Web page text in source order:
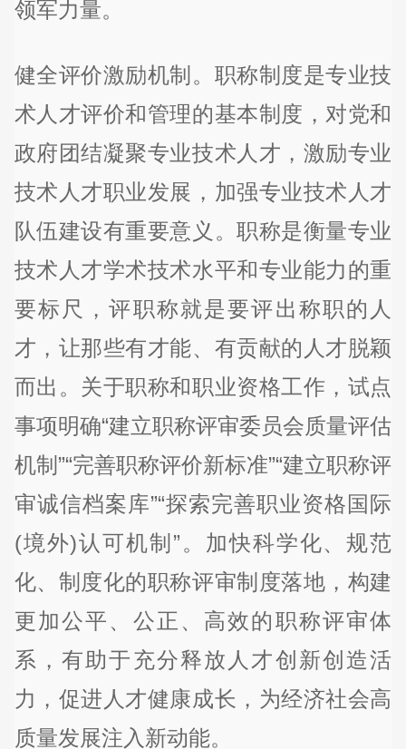
领军力量。
健全评价激励机制。职称制度是专业技
术人才评价和管理的基本制度，对党和
政府团结凝聚专业技术人才，激励专业
技术人才职业发展，加强专业技术人才
队伍建设有重要意义。职称是衡量专业
技术人才学术技术水平和专业能力的重
要标尺，评职称就是要评出称职的人
才，让那些有才能、有贡献的人才脱颖
而出。关于职称和职业资格工作，试点
事项明确“建立职称评审委员会质量评估
机制”“完善职称评价新标准”“建立职称评
审诚信档案库”“探索完善职业资格国际
(境外)认可机制”。加快科学化、规范
化、制度化的职称评审制度落地，构建
更加公平、公正、高效的职称评审体
系，有助于充分释放人才创新创造活
力，促进人才健康成长，为经济社会高
质量发展注入新动能。